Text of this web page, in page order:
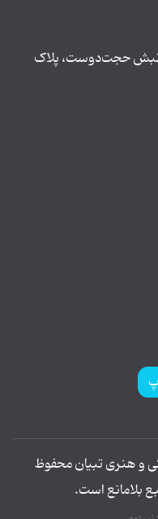
نبش حجت‌دوست، پلاک
و هنری تبیان محفوظ
بلامانع است.